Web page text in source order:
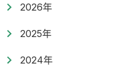
2026年
2025年
2024年